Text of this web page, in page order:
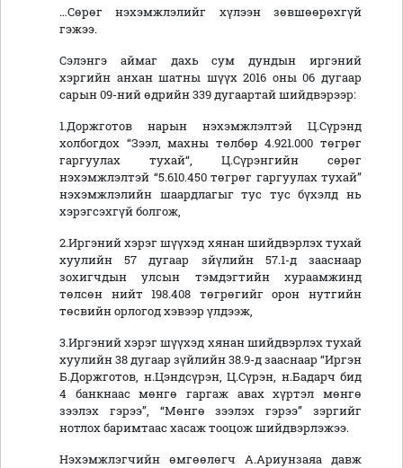
…Сөрөг нэхэмжлэлийг хүлээн зөвшөөрөхгүй
гэжээ.
Сэлэнгэ аймаг дахь сум дундын иргэний
хэргийн анхан шатны шүүх 2016 оны 06 дугаар
сарын 09-ний өдрийн 339 дугаартай шийдвэрээр:
1.Доржготов нарын нэхэмжлэлтэй Ц.Сүрэнд
холбогдох “Зээл, махны төлбөр 4.921.000 төгрөг
гаргуулах тухай“, Ц.Сүрэнгийн сөрөг
нэхэмжлэлтэй “5.610.450 төгрөг гаргуулах тухай”
нэхэмжлэлийн шаардлагыг тус тус бүхэлд нь
хэрэгсэхгүй болгож,
2.Иргэний хэрэг шүүхэд хянан шийдвэрлэх тухай
хуулийн 57 дугаар зйүлийн 57.1-д зааснаар
зохигчдын улсын тэмдэгтийн хураамжинд
төлсөн нийт 198.408 төгрөгийг орон нутгийн
төсвийн орлогод хэвээр үлдээж,
3.Иргэний хэрэг шүүхэд хянан шийдвэрлэх тухай
хуулийн 38 дугаар зүйлийн 38.9-д зааснаар “Иргэн
Б.Доржготов, н.Цэндсүрэн, Ц.Сүрэн, н.Бадарч бид
4 банкнаас мөнгө гаргаж авах хүртэл мөнгө
зээлэх гэрээ”, “Мөнгө зээлэх гэрээ” зэргийг
нотлох баримтаас хасаж тооцож шийдвэрлэжээ.
Нэхэмжлэгчийн өмгөөлөгч А.Ариунзаяа давж